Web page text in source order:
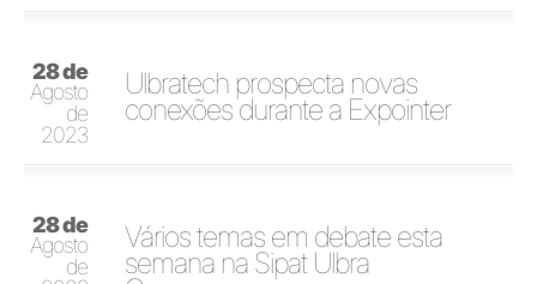
28 de
Agosto
de
2023
Ulbratech prospecta novas
conexões durante a Expointer
28 de
Agosto
de
Vários temas em debate esta
semana na Sipat Ulbra